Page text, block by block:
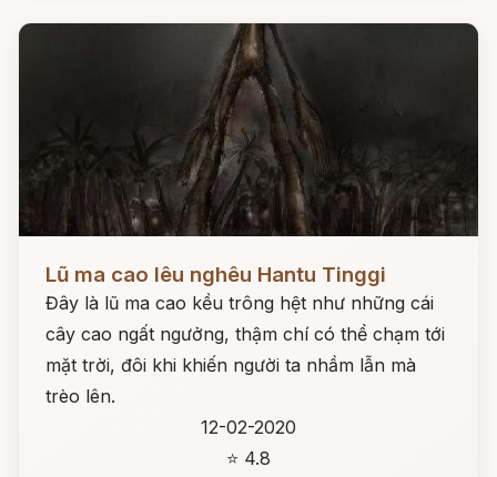
Lũ ma cao lêu nghêu Hantu Tinggi
Đây là lũ ma cao kều trông hệt như những cái
cây cao ngất ngưởng, thậm chí có thể chạm tới
mặt trời, đôi khi khiến người ta nhầm lẫn mà
trèo lên.
12-02-2020
⭐ 4.8